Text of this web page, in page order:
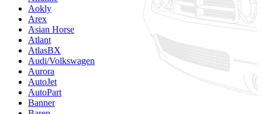
Aokly
Arex
Asian Horse
Atlant
AtlasBX
Audi/Volkswagen
Aurora
AutoJet
AutoPart
Banner